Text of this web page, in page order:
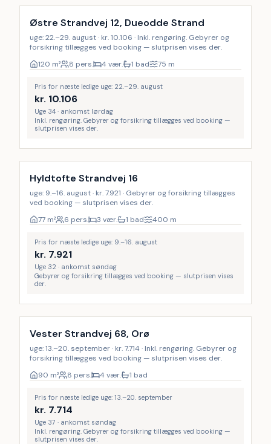
Østre Strandvej 12, Dueodde Strand
uge: 22.–29. august · kr. 10.106 · Inkl. rengøring. Gebyrer og
forsikring tillægges ved booking — slutprisen vises der.
120 m² 8 pers. 4 vær. 1 bad 75 m
Pris for næste ledige uge: 22.–29. august
kr. 10.106
Uge 34 · ankomst lørdag
Inkl. rengøring. Gebyrer og forsikring tillægges ved booking —
slutprisen vises der.
Hyldtofte Strandvej 16
uge: 9.–16. august · kr. 7.921 · Gebyrer og forsikring tillægges
ved booking — slutprisen vises der.
77 m² 6 pers. 3 vær. 1 bad 400 m
Pris for næste ledige uge: 9.–16. august
kr. 7.921
Uge 32 · ankomst søndag
Gebyrer og forsikring tillægges ved booking — slutprisen vises
der.
Inkl. rengøring
Vester Strandvej 68, Orø
uge: 13.–20. september · kr. 7.714 · Inkl. rengøring. Gebyrer og
forsikring tillægges ved booking — slutprisen vises der.
90 m² 8 pers. 4 vær. 1 bad
Pris for næste ledige uge: 13.–20. september
kr. 7.714
Uge 37 · ankomst søndag
Inkl. rengøring. Gebyrer og forsikring tillægges ved booking —
slutprisen vises der.